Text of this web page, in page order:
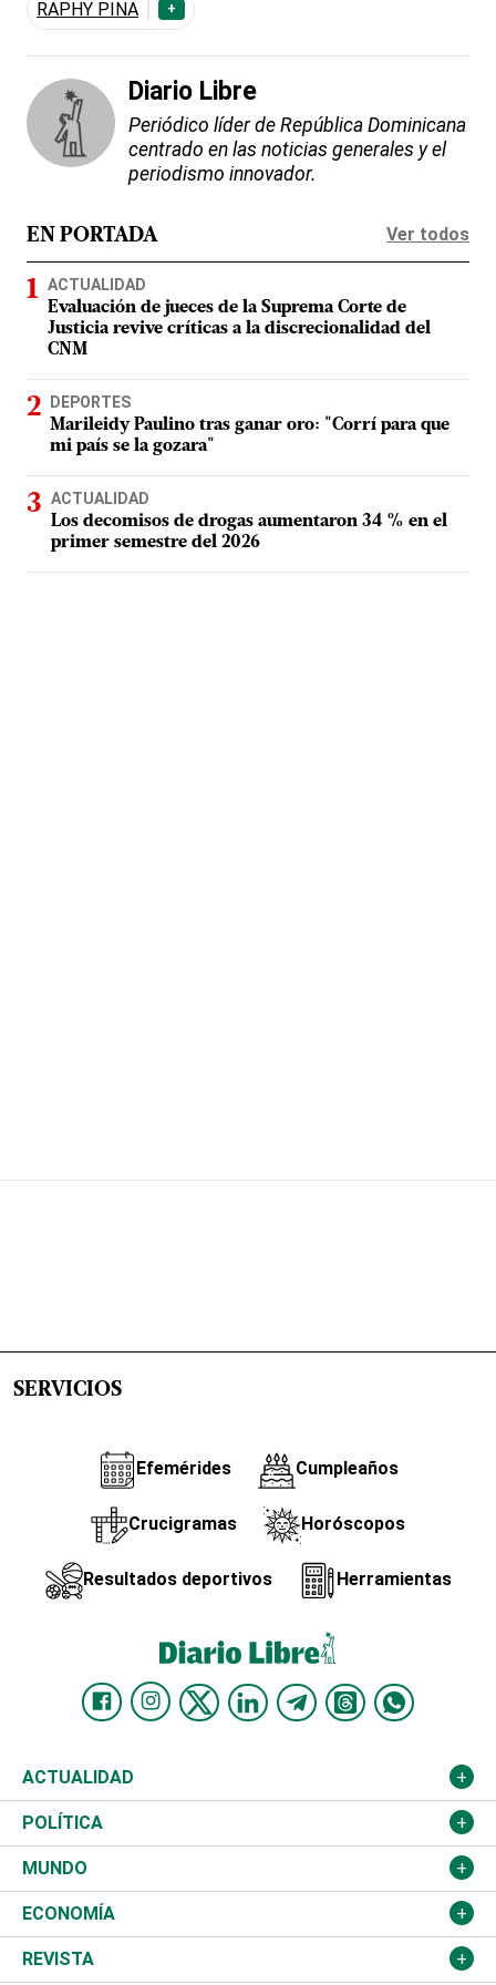
RAPHY PINA +
Diario Libre
Periódico líder de República Dominicana
centrado en las noticias generales y el
periodismo innovador.
EN PORTADA Ver todos
ACTUALIDAD
Evaluación de jueces de la Suprema Corte de
Justicia revive críticas a la discrecionalidad del
CNM
DEPORTES
Marileidy Paulino tras ganar oro: "Corrí para que
mi país se la gozara"
ACTUALIDAD
Los decomisos de drogas aumentaron 34 % en el
primer semestre del 2026
SERVICIOS
Efemérides Cumpleaños
Crucigramas Horóscopos
Resultados deportivos Herramientas
ACTUALIDAD
Nacional
Ciudad
Educación
Salud
POLÍTICA
Partidos
JCE
TSE
MUNDO
Estados Unidos
América Latina
ECONOMÍA
Finanzas
REVISTA